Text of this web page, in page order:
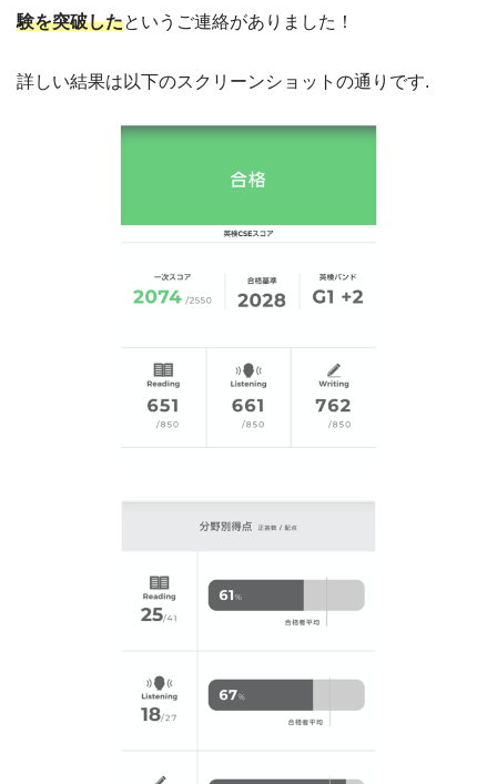
験を突破したというご連絡がありました！
詳しい結果は以下のスクリーンショットの通りです.